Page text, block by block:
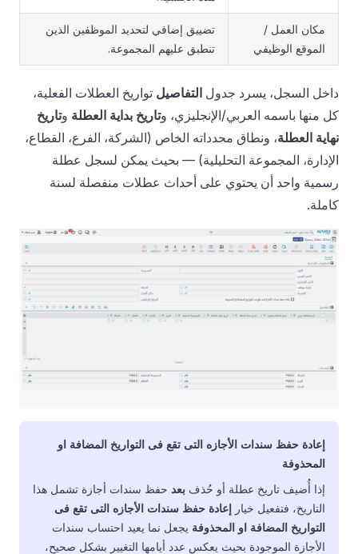
مكان العمل /
الموقع الوظيفي
تضييق إضافي لتحديد الموظفين الذين
تنطبق عليهم المجموعة.
داخل السجل، يسرد جدول التفاصيل تواريخ العطلات الفعلية،
كل منها باسمه العربي/الإنجليزي، وتاريخ بداية العطلة وتاريخ
نهاية العطلة، ونطاق محدداته الخاص (الشركة، الفرع، القطاع،
الإدارة، المجموعة التحليلية) — بحيث يمكن لسجل عطلة
رسمية واحد أن يحتوي على أحداث عطلات منفصلة لسنة
كاملة.
إعادة حفظ سندات الأجازه التى تقع فى التواريخ المضافة او
المحذوفة
إذا أُضيف تاريخ عطلة أو حُذف بعد حفظ سندات أجازة تشمل هذا
التاريخ، فتفعيل خيار إعادة حفظ سندات الأجازه التى تقع فى
التواريخ المضافة او المحذوفة يجعل نما يعيد احتساب سندات
الأجازة الموجودة بحيث يعكس عدد أيامها التغيير بشكل صحيح،